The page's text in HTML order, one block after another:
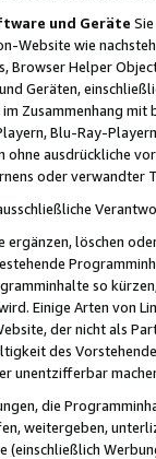
und Geräte
Website wie
Helper
Geräten,
Zusammenhang
Blu-Ray-
ohne ausdrückliche
oder
ergänzen, löschen
so
Einige Arten von
der nicht als
des
unentzifferbar
die
weitergeben,
(einschließlich